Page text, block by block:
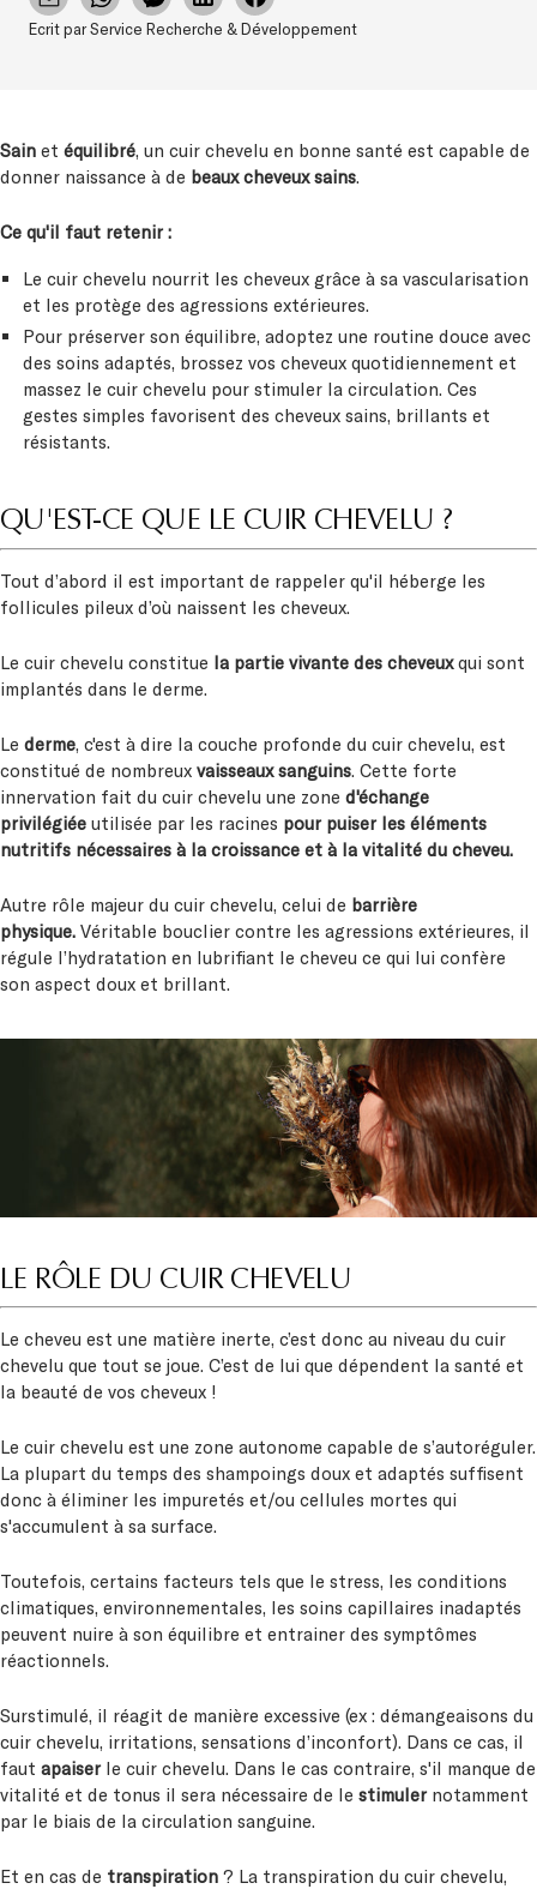
Ecrit par Service Recherche & Développement
Sain et équilibré, un cuir chevelu en bonne santé est capable de
donner naissance à de beaux cheveux sains.
Ce qu'il faut retenir :
Le cuir chevelu nourrit les cheveux grâce à sa vascularisation
et les protège des agressions extérieures.
Pour préserver son équilibre, adoptez une routine douce avec
des soins adaptés, brossez vos cheveux quotidiennement et
massez le cuir chevelu pour stimuler la circulation. Ces
gestes simples favorisent des cheveux sains, brillants et
résistants.
QU'EST-CE QUE LE CUIR CHEVELU ?
Tout d’abord il est important de rappeler qu'il héberge les
follicules pileux d’où naissent les cheveux.
Le cuir chevelu constitue la partie vivante des cheveux qui sont
implantés dans le derme.
Le derme, c'est à dire la couche profonde du cuir chevelu, est
constitué de nombreux vaisseaux sanguins. Cette forte
innervation fait du cuir chevelu une zone d'échange
privilégiée utilisée par les racines pour puiser les éléments
nutritifs nécessaires à la croissance et à la vitalité du cheveu.
Autre rôle majeur du cuir chevelu, celui de barrière
physique. Véritable bouclier contre les agressions extérieures, il
régule l’hydratation en lubrifiant le cheveu ce qui lui confère
son aspect doux et brillant.
LE RÔLE DU CUIR CHEVELU
Le cheveu est une matière inerte, c’est donc au niveau du cuir
chevelu que tout se joue. C’est de lui que dépendent la santé et
la beauté de vos cheveux !
Le cuir chevelu est une zone autonome capable de s’autoréguler.
La plupart du temps des shampoings doux et adaptés suffisent
donc à éliminer les impuretés et/ou cellules mortes qui
s'accumulent à sa surface.
Toutefois, certains facteurs tels que le stress, les conditions
climatiques, environnementales, les soins capillaires inadaptés
peuvent nuire à son équilibre et entrainer des symptômes
réactionnels.
Surstimulé, il réagit de manière excessive (ex : démangeaisons du
cuir chevelu, irritations, sensations d’inconfort). Dans ce cas, il
faut apaiser le cuir chevelu. Dans le cas contraire, s'il manque de
vitalité et de tonus il sera nécessaire de le stimuler notamment
par le biais de la circulation sanguine.
Et en cas de transpiration ? La transpiration du cuir chevelu,